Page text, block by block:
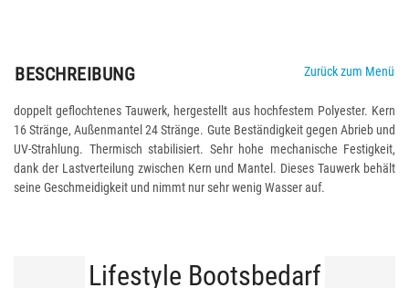
BESCHREIBUNG Zurück zum Menü
doppelt geflochtenes Tauwerk, hergestellt aus hochfestem Polyester. Kern
16 Stränge, Außenmantel 24 Stränge. Gute Beständigkeit gegen Abrieb und
UV-Strahlung. Thermisch stabilisiert. Sehr hohe mechanische Festigkeit,
dank der Lastverteilung zwischen Kern und Mantel. Dieses Tauwerk behält
seine Geschmeidigkeit und nimmt nur sehr wenig Wasser auf.
Lifestyle Bootsbedarf